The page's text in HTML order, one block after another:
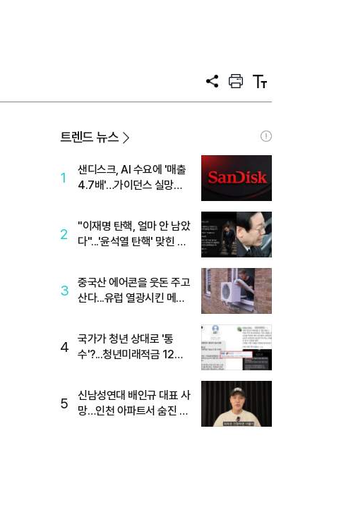
공
프
트
텍
트
트렌드 뉴스
1
샌디스크, AI 수요에 '매출
4.7배'…가이던스 실망에
2
"이재명 탄핵, 얼마 안 남았
다"...'윤석열 탄핵' 맞힌 무
3
중국산 에어콘을 웃돈 주고
산다...유럽 열광시킨 메이
4
국가가 청년 상대로 '통
수'?...청년미래적금 12%
5
신남성연대 배인규 대표 사
망…인천 아파트서 숨진 채